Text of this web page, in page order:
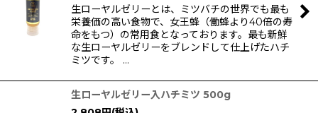
生ローヤルゼリーとは、ミツバチの世界でも最も
栄養価の高い食物で、女王蜂（働蜂より40倍の寿
命をもつ）の常用食となっております。最も新鮮
な生ローヤルゼリーをブレンドして仕上げたハチ
ミツです。 …
生ローヤルゼリー入ハチミツ 500g